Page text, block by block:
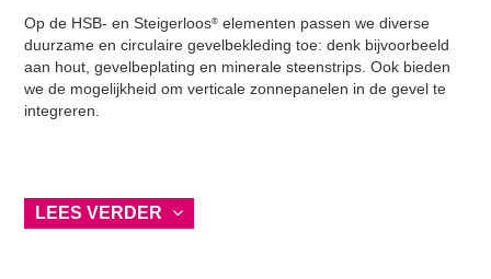
Op de HSB- en Steigerloos® elementen passen we diverse
duurzame en circulaire gevelbekleding toe: denk bijvoorbeeld
aan hout, gevelbeplating en minerale steenstrips. Ook bieden
we de mogelijkheid om verticale zonnepanelen in de gevel te
integreren.
LEES VERDER